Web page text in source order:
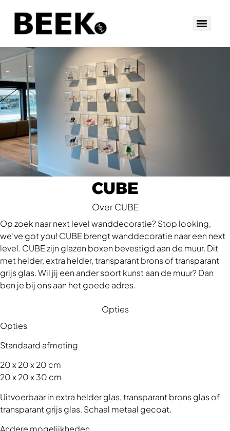
CUBE
Over CUBE
Op zoek naar next level wanddecoratie? Stop looking,
we’ve got you! CUBE brengt wanddecoratie naar een next
level. CUBE zijn glazen boxen bevestigd aan de muur. Dit
met helder, extra helder, transparant brons of transparant
grijs glas. Wil jij een ander soort kunst aan de muur? Dan
ben je bij ons aan het goede adres.
Opties
Opties
Standaard afmeting
20 x 20 x 20 cm
20 x 20 x 30 cm
Uitvoerbaar in extra helder glas, transparant brons glas of
transparant grijs glas. Schaal metaal gecoat.
Andere mogelijkheden